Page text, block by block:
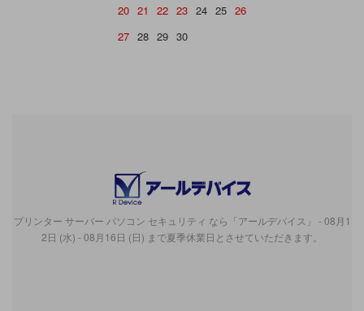
20 21 22 23 24 25 26
27 28 29 30
プリンター サーバー パソコン セキュリティ なら「アールデバイス」 - 08月1
2日 (水) - 08月16日 (日) まで夏季休業日とさせていただきます。